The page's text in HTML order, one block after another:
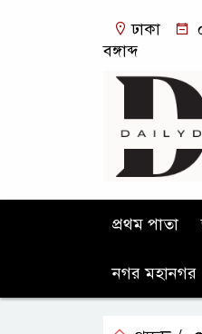
ঢাকা
বঙ্গাব্দ
প্রথম পাতা
নগর মহানগর